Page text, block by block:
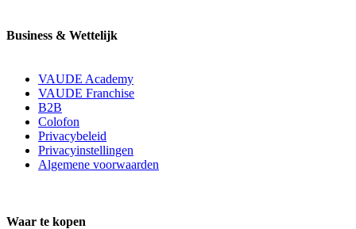
Business & Wettelijk
VAUDE Academy
VAUDE Franchise
B2B
Colofon
Privacybeleid
Privacyinstellingen
Algemene voorwaarden
Waar te kopen